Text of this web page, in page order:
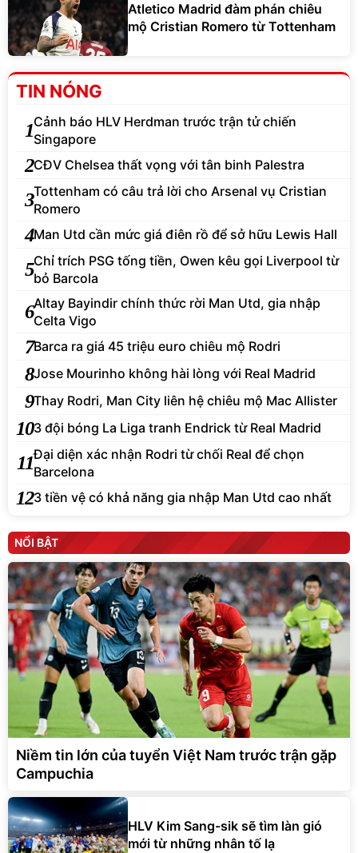
Atletico Madrid đàm phán chiêu
mộ Cristian Romero từ Tottenham
TIN NÓNG
1Cảnh báo HLV Herdman trước trận tử chiến
Singapore
2CĐV Chelsea thất vọng với tân binh Palestra
3Tottenham có câu trả lời cho Arsenal vụ Cristian
Romero
4Man Utd cần mức giá điên rồ để sở hữu Lewis Hall
5Chỉ trích PSG tống tiền, Owen kêu gọi Liverpool từ
bỏ Barcola
6Altay Bayindir chính thức rời Man Utd, gia nhập
Celta Vigo
7Barca ra giá 45 triệu euro chiêu mộ Rodri
8Jose Mourinho không hài lòng với Real Madrid
9Thay Rodri, Man City liên hệ chiêu mộ Mac Allister
103 đội bóng La Liga tranh Endrick từ Real Madrid
11Đại diện xác nhận Rodri từ chối Real để chọn
Barcelona
123 tiền vệ có khả năng gia nhập Man Utd cao nhất
NỔI BẬT
Niềm tin lớn của tuyển Việt Nam trước trận gặp
Campuchia
HLV Kim Sang-sik sẽ tìm làn gió
mới từ những nhân tố lạ